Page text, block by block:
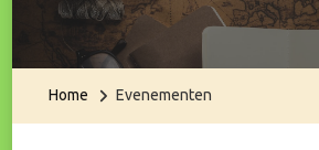
Home Evenementen